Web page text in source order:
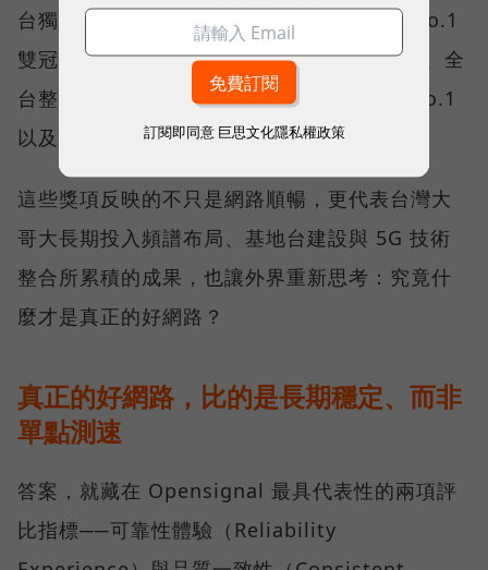
台獨有的「可靠性體驗」與「品質一致性」No.1
雙冠王，同時，包辦全台整體影音體驗 No.1、全
台整體語音體驗 No.1、全台 5G 語音體驗 No.1
以及全台網路在線率 No.1 多項榮譽。
這些獎項反映的不只是網路順暢，更代表台灣大
哥大長期投入頻譜布局、基地台建設與 5G 技術
整合所累積的成果，也讓外界重新思考：究竟什
麼才是真正的好網路？
真正的好網路，比的是長期穩定、而非
單點測速
答案，就藏在 Opensignal 最具代表性的兩項評
比指標──可靠性體驗（Reliability
訂閱即同意 巨思文化隱私權政策